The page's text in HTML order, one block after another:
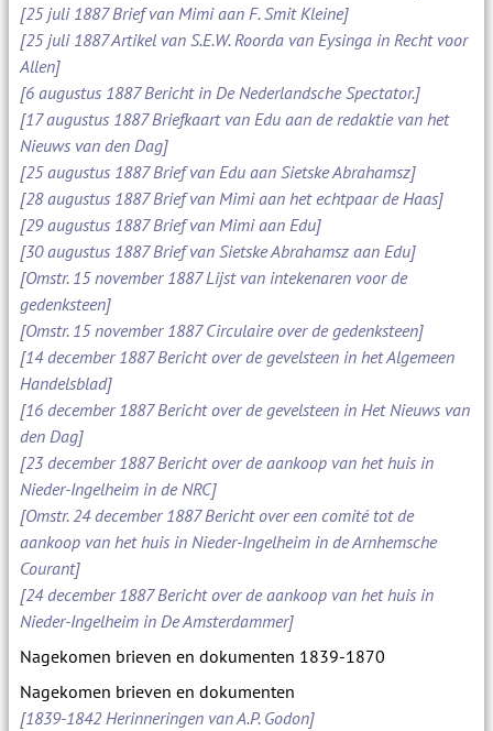
[25 juli 1887 Brief van Mimi aan F. Smit Kleine]
[25 juli 1887 Artikel van S.E.W. Roorda van Eysinga in Recht voor
Allen]
[6 augustus 1887 Bericht in De Nederlandsche Spectator.]
[17 augustus 1887 Briefkaart van Edu aan de redaktie van het
Nieuws van den Dag]
[25 augustus 1887 Brief van Edu aan Sietske Abrahamsz]
[28 augustus 1887 Brief van Mimi aan het echtpaar de Haas]
[29 augustus 1887 Brief van Mimi aan Edu]
[30 augustus 1887 Brief van Sietske Abrahamsz aan Edu]
[Omstr. 15 november 1887 Lijst van intekenaren voor de
gedenksteen]
[Omstr. 15 november 1887 Circulaire over de gedenksteen]
[14 december 1887 Bericht over de gevelsteen in het Algemeen
Handelsblad]
[16 december 1887 Bericht over de gevelsteen in Het Nieuws van
den Dag]
[23 december 1887 Bericht over de aankoop van het huis in
Nieder-Ingelheim in de NRC]
[Omstr. 24 december 1887 Bericht over een comité tot de
aankoop van het huis in Nieder-Ingelheim in de Arnhemsche
Courant]
[24 december 1887 Bericht over de aankoop van het huis in
Nieder-Ingelheim in De Amsterdammer]
Nagekomen brieven en dokumenten 1839-1870
Nagekomen brieven en dokumenten
[1839-1842 Herinneringen van A.P. Godon]